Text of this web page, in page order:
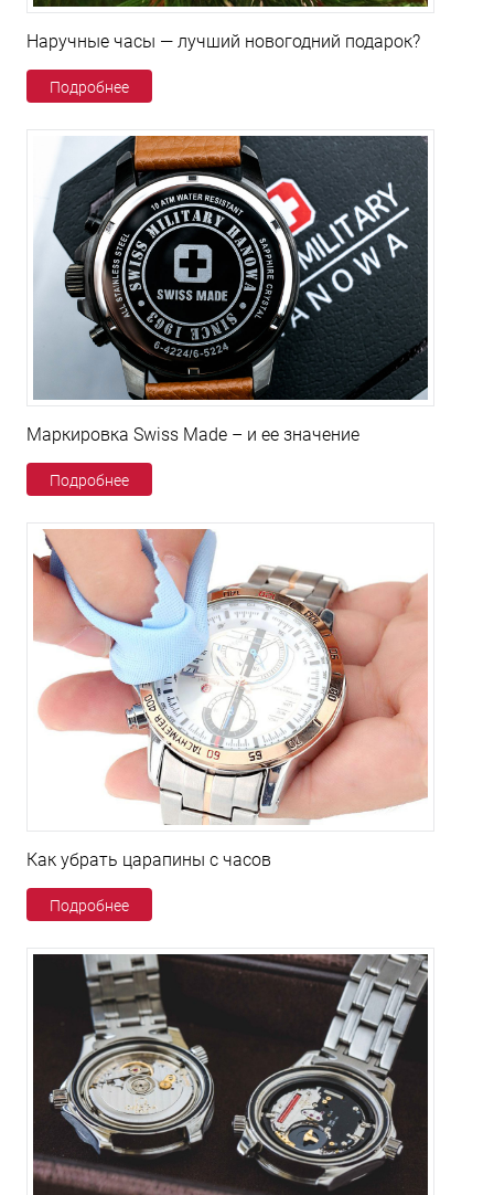
Наручные часы — лучший новогодний подарок?
Подробнее
Маркировка Swiss Made – и ее значение
Подробнее
Как убрать царапины с часов
Подробнее